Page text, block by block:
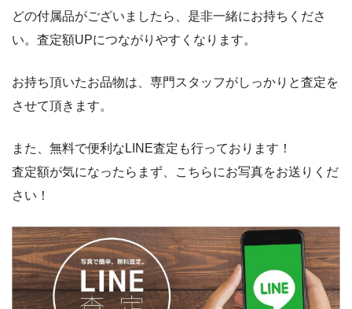
どの付属品がございましたら、是非一緒にお持ちくださ
い。査定額UPにつながりやすくなります。
お持ち頂いたお品物は、専門スタッフがしっかりと査定を
させて頂きます。
また、無料で便利なLINE査定も行っております！
査定額が気になったらまず、こちらにお写真をお送りくだ
さい！